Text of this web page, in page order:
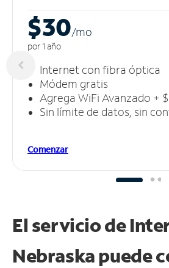
$30/mo
por 1 año
Internet con fibra óptica
Módem gratis
Agrega WiFi Avanzado +
Sin límite de datos, sin
Comenzar
El servicio de
Nebraska puede